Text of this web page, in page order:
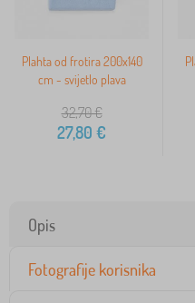
Plahta od frotira 200x140
cm - svijetlo plava
32,70€
27,80 €
Opis
Fotografije korisnika